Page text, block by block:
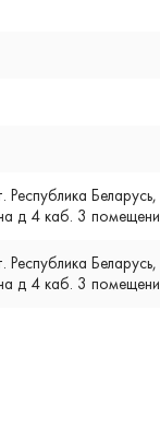
Беларусь,
д 4 каб. 3
Беларусь,
д 4 каб. 3